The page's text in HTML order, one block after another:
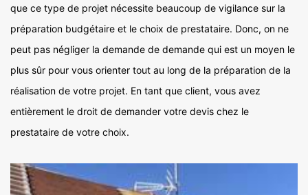
que ce type de projet nécessite beaucoup de vigilance sur la
préparation budgétaire et le choix de prestataire. Donc, on ne
peut pas négliger la demande de demande qui est un moyen le
plus sûr pour vous orienter tout au long de la préparation de la
réalisation de votre projet. En tant que client, vous avez
entièrement le droit de demander votre devis chez le
prestataire de votre choix.